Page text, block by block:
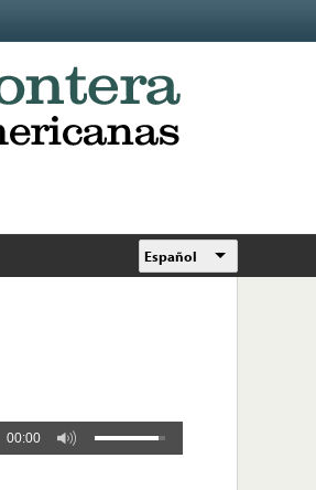
Español
00:00